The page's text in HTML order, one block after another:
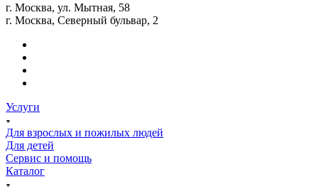
г. Москва, ул. Мытная, 58
г. Москва, Северный бульвар, 2
Услуги
Для взрослых и пожилых людей
Для детей
Сервис и помощь
Каталог